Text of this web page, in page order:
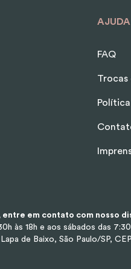
AJUDA
FAQ
Trocas
entre em contato com nosso
às 18h e aos sábados das
de Baixo, São Paulo/SP,